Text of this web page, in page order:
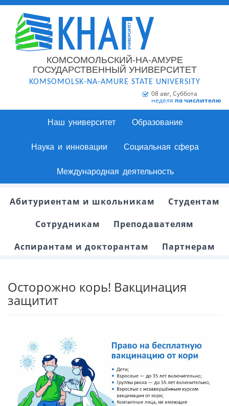
КОМСОМОЛЬСКИЙ-НА-АМУРЕ
ГОСУДАРСТВЕННЫЙ УНИВЕРСИТЕТ
KOMSOMOLSK-NA-AMURE STATE UNIVERSITY
08 авг, Суббота
неделя по числителю
Наш университет Образование
Наука и инновации Социальная сфера
Международная деятельность
Абитуриентам и школьникам
Студентам
Сотрудникам
Преподавателям
Аспирантам и докторантам
Партнерам
Осторожно корь! Вакцинация
защитит